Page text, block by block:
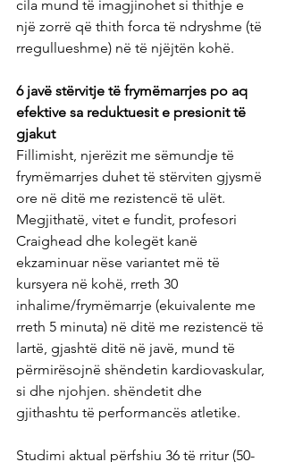
cila mund të imagjinohet si thithje e
një zorrë që thith forca të ndryshme (të
rregullueshme) në të njëjtën kohë.
6 javë stërvitje të frymëmarrjes po aq
efektive sa reduktuesit e presionit të
gjakut
Fillimisht, njerëzit me sëmundje të
frymëmarrjes duhet të stërviten gjysmë
ore në ditë me rezistencë të ulët.
Megjithatë, vitet e fundit, profesori
Craighead dhe kolegët kanë
ekzaminuar nëse variantet më të
kursyera në kohë, rreth 30
inhalime/frymëmarrje (ekuivalente me
rreth 5 minuta) në ditë me rezistencë të
lartë, gjashtë ditë në javë, mund të
përmirësojnë shëndetin kardiovaskular,
si dhe njohjen. shëndetit dhe
gjithashtu të performancës atletike.
Studimi aktual përfshiu 36 të rritur (50-